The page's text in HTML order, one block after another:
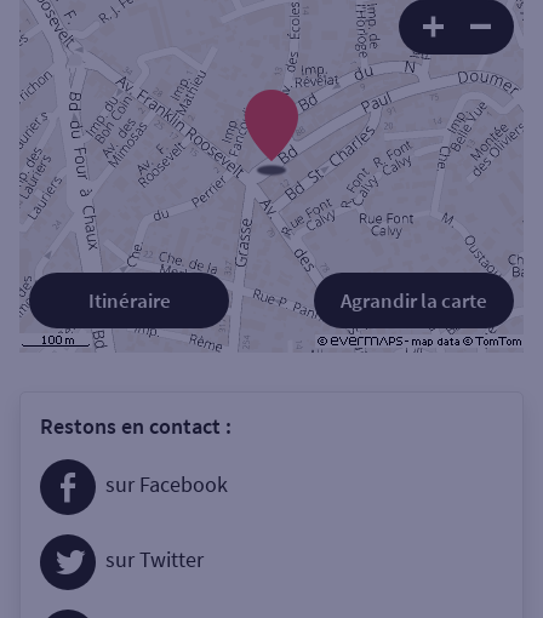
Agrandir la carte
Itinéraire
Restons en contact :
sur Facebook
sur Twitter